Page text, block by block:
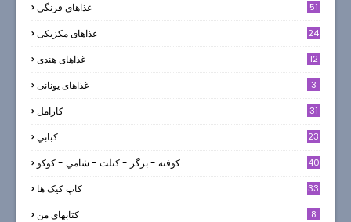
غذاهای فرنگی 51
غذاهای مکزیکی 24
غذاهای هندی 12
غذاهای یونانی 3
كارامل 31
كبابي 23
كوفته - برگر - كتلت - شامي - كوكو 40
کاپ کیک ها 33
کتابهای من 8